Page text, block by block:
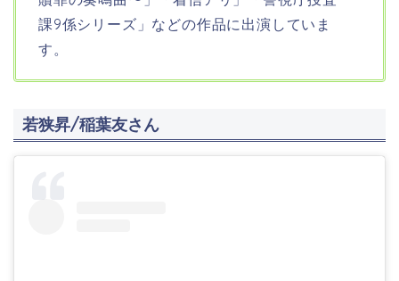
課9係シリーズ」などの作品に出演していま
す。
若狭昇/稲葉友さん